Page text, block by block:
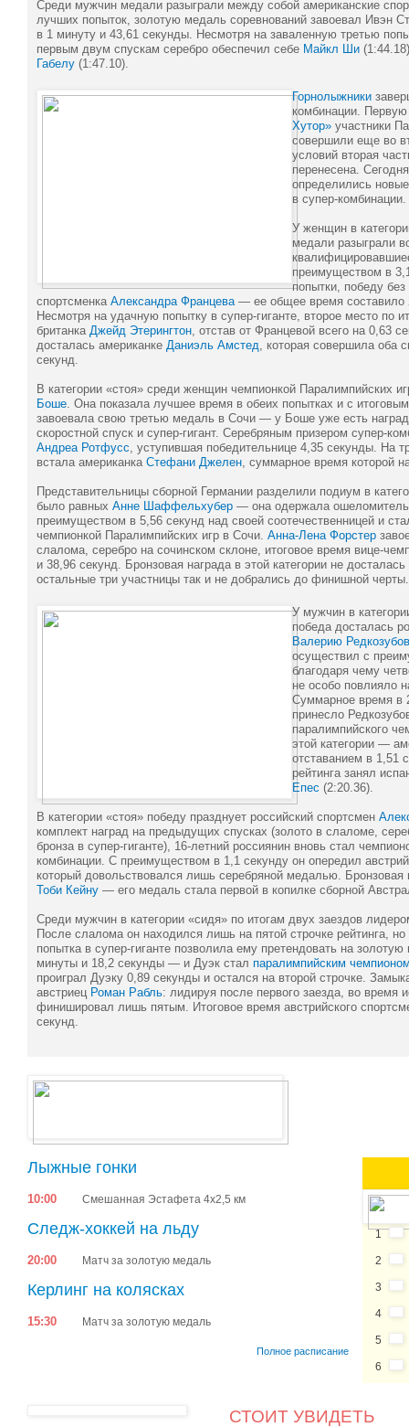
Среди мужчин медали разыграли между собой американские
лучших попыток, золотую медаль соревнований завоевал Ивэн
в 1 минуту и 43,61 секунды. Несмотря на заваленную третью
первым двум спускам серебро обеспечил себе Майкл Ши
Габелу (1:47.10).
Горнолыжники
комбинации.
Хутор» участники
совершили еще во
условий вторая
перенесена.
определились
в супер-комбинации.
У женщин в
медали разыграли
преимуществом в
попытки, победу
спортсменка Александра Францева — ее общее время составило
Несмотря на удачную попытку в супер-гиганте, второе место по
британка Джейд Этерингтон , отстав от Францевой всего на 0,63
досталась американке Даниэль Амстед , которая совершила оба
секунд.
В категории «стоя» среди женщин чемпионкой Паралимпийских
Боше . Она показала лучшее время в обеих попытках и с
завоевала свою третью медаль в Сочи — у Боше уже есть
скоростной спуск и супер-гигант. Серебряным призером супер-
Андреа Ротфусс , уступившая победительнице 4,35 секунды. На
встала американка Стефани Джелен , суммарное время которой
Представительницы сборной Германии разделили подиум в
было равных Анне Шаффельхубер — она одержала
преимуществом в 5,56 секунд над своей соотечественницей и
чемпионкой Паралимпийских игр в Сочи. Анна-Лена Форстер
слалома, серебро на сочинском склоне, итоговое время вице-
и 38,96 секунд. Бронзовая награда в этой категории не
остальные три участницы так и не добрались до финишной черты.
У мужчин в
победа досталась
Валерию
осуществил с
благодаря чему
не особо повлияло
Суммарное время в
принесло
паралимпийского
этой категории —
отставанием в 1,51
рейтинга занял
Епес (2:20.36).
В категории «стоя» победу празднует российский спортсмен
комплект наград на предыдущих спусках (золото в слаломе,
бронза в супер-гиганте), 16-летний россиянин вновь стал
комбинации. С преимуществом в 1,1 секунду он опередил
который довольствовался лишь серебряной медалью. Бронзовая
Тоби Кейну — его медаль стала первой в копилке сборной
Среди мужчин в категории «сидя» по итогам двух заездов
После слалома он находился лишь на пятой строчке рейтинга,
попытка в супер-гиганте позволила ему претендовать на
минуты и 18,2 секунды — и Дуэк стал паралимпийским
проиграл Дуэку 0,89 секунды и остался на второй строчке.
австриец Роман Рабль: лидируя после первого заезда, во время
финишировал лишь пятым. Итоговое время австрийского
секунд.
Лыжные гонки
10:00 Смешанная Эстафета 4х2,5 км
Следж-хоккей на льду
20:00 Матч за золотую медаль
Керлинг на колясках
15:30 Матч за золотую медаль
Полное расписание
1
2
3
4
5
6
СТОИТ УВИДЕТЬ